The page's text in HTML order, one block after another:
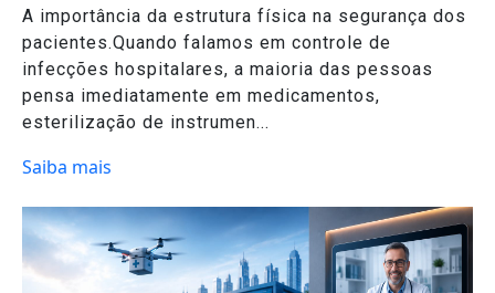
A importância da estrutura física na segurança dos
pacientes.Quando falamos em controle de
infecções hospitalares, a maioria das pessoas
pensa imediatamente em medicamentos,
esterilização de instrumen...
Saiba mais